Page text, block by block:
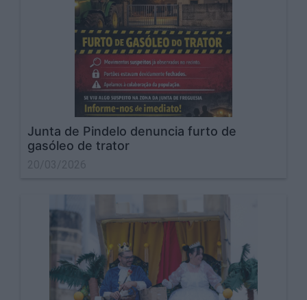
Junta de Pindelo denuncia furto de
gasóleo de trator